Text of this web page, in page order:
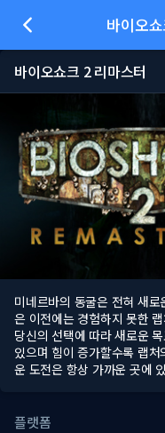
바이오
바이오쇼크 2 리마스터
미네르바의 동굴은 전혀 새
은 이전에는 경험하지 못한
당신의 선택에 따라 새로운
있으며 힘이 증가할수록 랩
운 도전은 항상 가까운 곳에
플랫폼